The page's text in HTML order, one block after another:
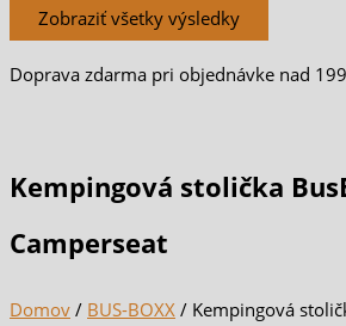
Zobraziť všetky výsledky
Doprava zdarma pri objednávke nad
Kempingová stolička
Camperseat
Domov / BUS-BOXX / Kempingová